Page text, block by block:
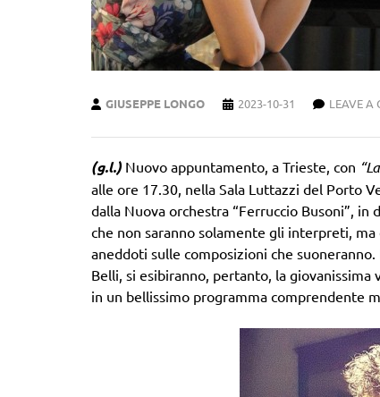
GIUSEPPE LONGO 2023-10-31 LEAVE A
(g.l.) Nuovo appuntamento, a Trieste, con
alle ore 17.30, nella Sala Luttazzi del Porto
dalla Nuova orchestra “Ferruccio Busoni”,
che non saranno solamente gli interpreti,
aneddoti sulle composizioni che
Belli, si esibiranno, pertanto, la
in un bellissimo programma comprendente